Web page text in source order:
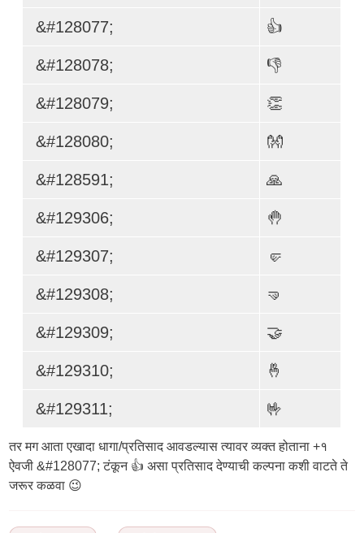
&#128077; 👍
&#128078; 👎
&#128079; 👏
&#128080; 👐
&#128591; 🙏
&#129306; 🤚
&#129307; 🤛
&#129308; 🤜
&#129309; 🤝
&#129310; 🤞
&#129311; 🤟
तर मग आता एखादा धागा/प्रतिसाद आवडल्यास त्यावर व्यक्त होताना +१
ऐवजी &#128077; टंकून 👍 असा प्रतिसाद देण्याची कल्पना कशी वाटते ते
जरूर कळवा 😉